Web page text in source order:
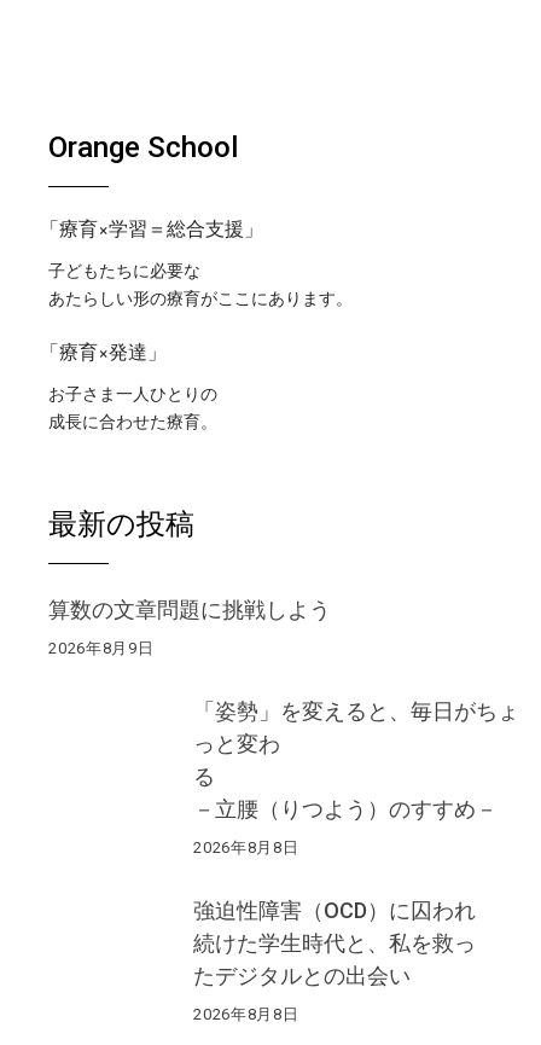
Orange School
「療育×学習＝総合支援」
子どもたちに必要な
あたらしい形の療育がここにあります。
「療育×発達」
お子さま一人ひとりの
成長に合わせた療育。
最新の投稿
算数の文章問題に挑戦しよう
2026年8月9日
「姿勢」を変えると、毎日がちょ
っと変わ
る
－立腰（りつよう）のすすめ－
2026年8月8日
強迫性障害（OCD）に囚われ
続けた学生時代と、私を救っ
たデジタルとの出会い
2026年8月8日